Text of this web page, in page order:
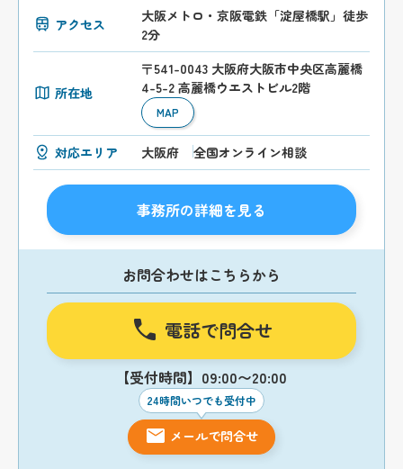
アクセス
大阪メトロ・京阪電鉄「淀屋橋駅」徒歩
2分
所在地
〒541-0043 大阪府大阪市中央区高麗橋
4-5-2 高麗橋ウエストビル2階
MAP
対応エリア 大阪府 全国オンライン相談
事務所の詳細を見る
お問合わせはこちらから
電話で問合せ
【受付時間】09:00〜20:00
24時間いつでも受付中
メールで問合せ